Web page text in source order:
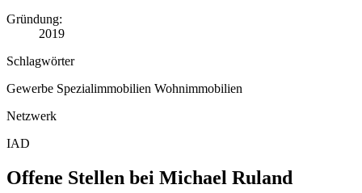
Gründung:
2019
Schlagwörter
Gewerbe Spezialimmobilien Wohnimmobilien
Netzwerk
IAD
Offene Stellen bei Michael Ruland